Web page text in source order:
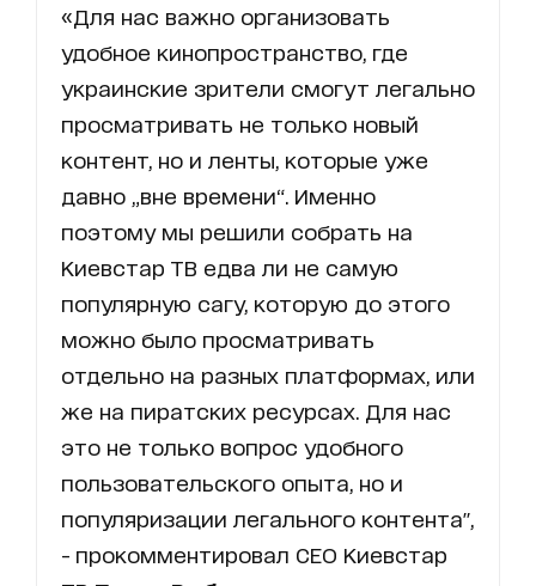
«Для нас важно организовать
удобное кинопространство, где
украинские зрители смогут легально
просматривать не только новый
контент, но и ленты, которые уже
давно „вне времени“. Именно
поэтому мы решили собрать на
Киевстар ТВ едва ли не самую
популярную сагу, которую до этого
можно было просматривать
отдельно на разных платформах, или
же на пиратских ресурсах. Для нас
это не только вопрос удобного
пользовательского опыта, но и
популяризации легального контента",
- прокомментировал СЕО Киевстар